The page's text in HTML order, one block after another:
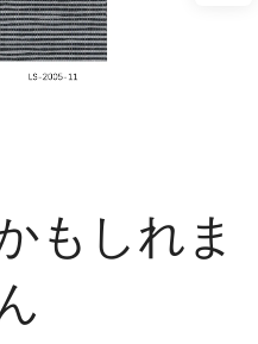
もしれま